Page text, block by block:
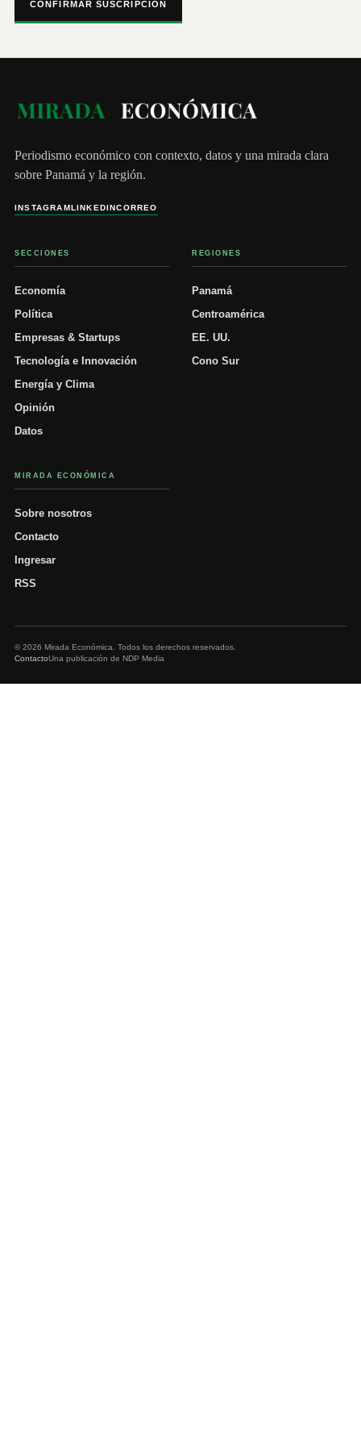
CONFIRMAR SUSCRIPCIÓN
Periodismo económico con contexto, datos y una mirada clara
sobre Panamá y la región.
INSTAGRAMLINKEDINCORREO
SECCIONES
Economía
Política
Empresas & Startups
Tecnología e Innovación
Energía y Clima
Opinión
Datos
REGIONES
Panamá
Centroamérica
EE. UU.
Cono Sur
MIRADA ECONÓMICA
Sobre nosotros
Contacto
Ingresar
RSS
© 2026 Mirada Económica. Todos los derechos reservados.
ContactoUna publicación de NDP Media